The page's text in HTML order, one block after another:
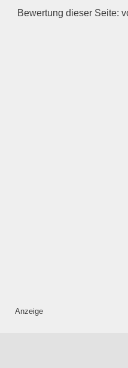
Bewertung dieser Seite:
Anzeige